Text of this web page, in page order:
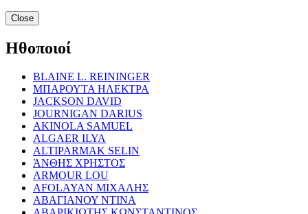
Close
Ηθοποιοί
BLAINE L. REININGER
ΜΠΑΡΟΥΤΑ ΗΛΕΚΤΡΑ
JACKSON DAVID
JOURNIGAN DARIUS
AKINOLA SAMUEL
ALGAER ILYA
ALTIPARMAK SELIN
ΆΝΘΗΣ ΧΡΗΣΤΟΣ
ARMOUR LOU
AFOLAYAN ΜΙΧΑΛΗΣ
ΑΒΑΓΙΑΝΟΥ ΝΤΙΝΑ